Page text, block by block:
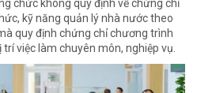
chức không quy định về chứng chỉ
kỹ năng quản lý nhà nước theo
quy định chứng chỉ chương trình
việc làm chuyên môn, nghiệp vụ.